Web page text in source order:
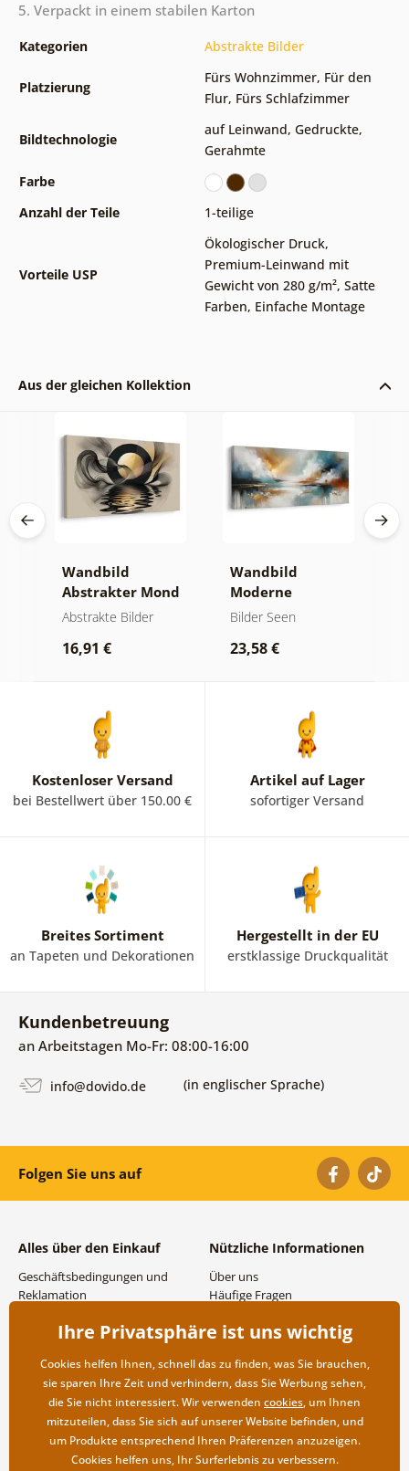
5. Verpackt in einem stabilen Karton
Kategorien Abstrakte Bilder
Platzierung
Fürs Wohnzimmer, Für den
Flur, Fürs Schlafzimmer
Bildtechnologie
auf Leinwand, Gedruckte,
Gerahmte
Farbe
Anzahl der Teile
1-teilige
Vorteile USP
Ökologischer Druck,
Premium-Leinwand mit
Gewicht von 280 g/m², Satte
Farben, Einfache Montage
Aus der gleichen Kollektion
Wandbild
Abstrakter Mond
am Wasser
Abstrakte Bilder
16,91 €
Wandbild
Moderne
Abstraktion mit
Bilder Seen
23,58 €
Kostenloser Versand
bei Bestellwert über 150.00 €
Artikel auf Lager
sofortiger Versand
Breites Sortiment
an Tapeten und Dekorationen
Hergestellt in der EU
erstklassige Druckqualität
Kundenbetreuung
an Arbeitstagen Mo-Fr: 08:00-16:00
info@dovido.de (in englischer Sprache)
Folgen Sie uns auf
Alles über den Einkauf
Geschäftsbedingungen und
Reklamation
Versand- und
Rücksendung der Ware
Nützliche Informationen
Über uns
Häufige Fragen
Großhandel und
Ihre Privatsphäre ist uns wichtig
Cookies helfen Ihnen, schnell das zu finden, was Sie brauchen,
sie sparen Ihre Zeit und verhindern, dass Sie Werbung sehen,
die Sie nicht interessiert. Wir verwenden cookies, um Ihnen
mitzuteilen, dass Sie sich auf unserer Website befinden, und
um Produkte entsprechend Ihren Präferenzen anzuzeigen.
Cookies helfen uns, Ihr Surferlebnis zu verbessern.